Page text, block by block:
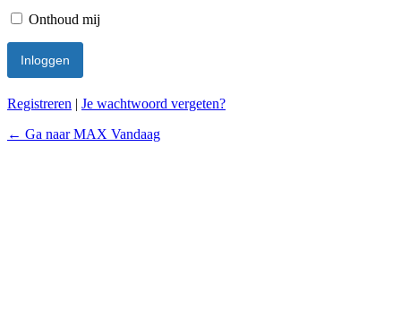
Onthoud mij
Registreren | Je wachtwoord vergeten?
← Ga naar MAX Vandaag